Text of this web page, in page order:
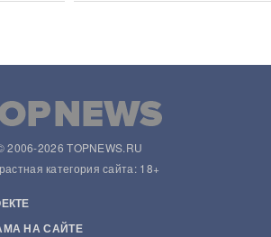
2006-2026 TOPNEWS.RU
категория сайта: 18+
НА САЙТЕ